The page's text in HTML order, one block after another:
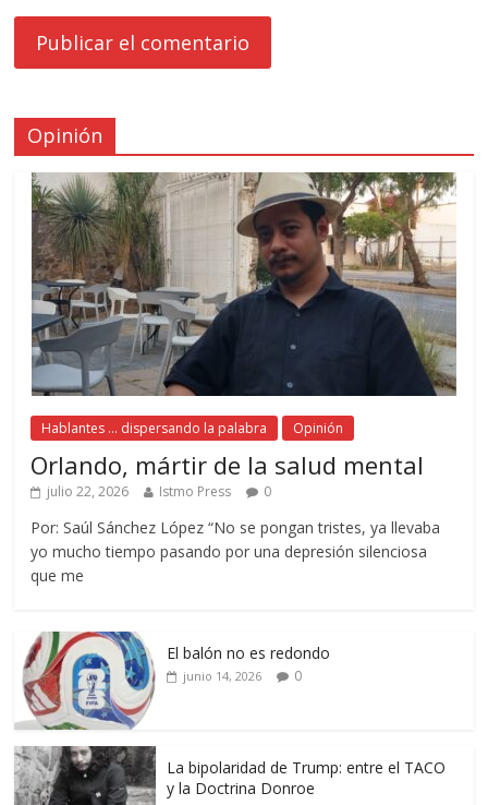
Opinión
Hablantes ... dispersando la palabra Opinión
Orlando, mártir de la salud mental
julio 22, 2026 Istmo Press 0
Por: Saúl Sánchez López “No se pongan tristes, ya llevaba
yo mucho tiempo pasando por una depresión silenciosa
que me
El balón no es redondo
junio 14, 2026 0
La bipolaridad de Trump: entre el TACO
y la Doctrina Donroe